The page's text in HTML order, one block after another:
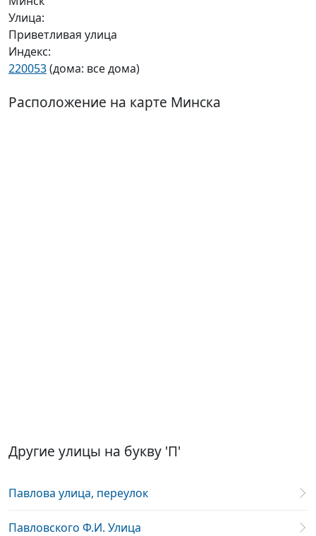
Улица:
Приветливая улица
Индекс:
220053(дома: все дома)
Расположение на карте Минска
Другие улицы на букву 'П'
Павлова улица, переулок
Павловского Ф.И. Улица